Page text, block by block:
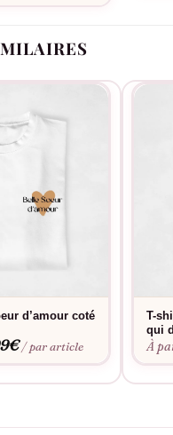
d’amour coté
€ / par article
T-
qui
À